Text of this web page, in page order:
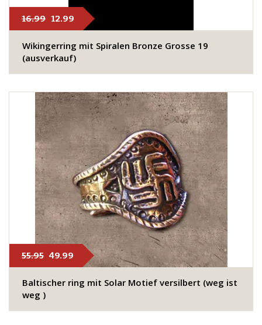
16.99 12.99
Wikingerring mit Spiralen Bronze Grosse 19
(ausverkauf)
55.95 49.99
Baltischer ring mit Solar Motief versilbert (weg ist
weg )